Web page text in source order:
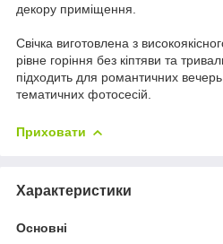
декору приміщення.
Свічка виготовлена з
рівне горіння без кіптяви та
підходить для романтичних
тематичних фотосесій.
Приховати
Характеристики
Основні